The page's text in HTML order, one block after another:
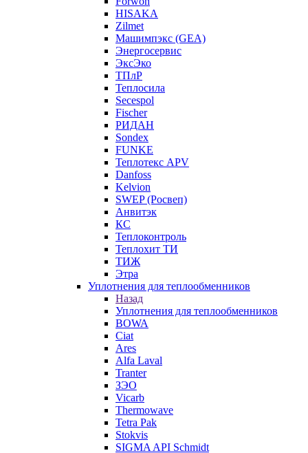
HISAKA
Zilmet
Машимпэкс (GEA)
Энергосервис
ЭксЭко
ТПлР
Теплосила
Secespol
Fischer
РИДАН
Sondex
FUNKE
Теплотекс APV
Danfoss
Kelvion
SWEP (Росвеп)
Анвитэк
КС
Теплоконтроль
Теплохит ТИ
ТИЖ
Этра
Уплотнения для теплообменников
Назад
Уплотнения для теплообменников
BOWA
Ciat
Ares
Alfa Laval
Tranter
ЗЭО
Vicarb
Thermowave
Tetra Pak
Stokvis
SIGMA API Schmidt